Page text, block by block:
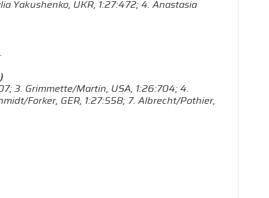
Yakushenko, UKR, 1:27:472; 4. Anastasia
3. Grimmette/Martin, USA, 1:26:704; 4.
Forker, GER, 1:27:558; 7. Albrecht/Pothier,